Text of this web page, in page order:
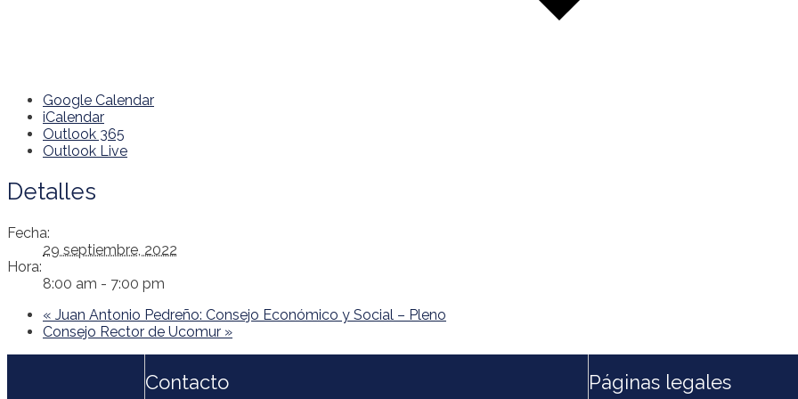
Google Calendar
iCalendar
Outlook 365
Outlook Live
Detalles
Fecha:
29 septiembre, 2022
Hora:
8:00 am - 7:00 pm
« Juan Antonio Pedreño: Consejo Económico y Social – Pleno
Consejo Rector de Ucomur »
Contacto Páginas legales